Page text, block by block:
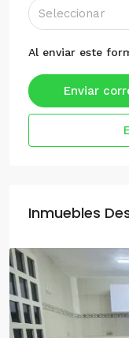
Seleccionar
Al enviar este
Enviar
Inmuebles